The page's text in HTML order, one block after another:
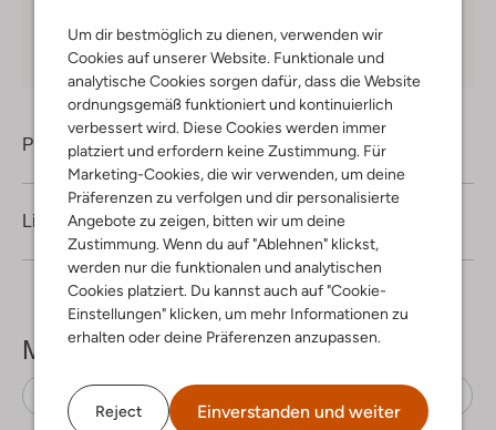
Um dir bestmöglich zu dienen, verwenden wir
Cookies auf unserer Website. Funktionale und
analytische Cookies sorgen dafür, dass die Website
ordnungsgemäß funktioniert und kontinuierlich
verbessert wird. Diese Cookies werden immer
platziert und erfordern keine Zustimmung. Für
Marketing-Cookies, die wir verwenden, um deine
Präferenzen zu verfolgen und dir personalisierte
Angebote zu zeigen, bitten wir um deine
Zustimmung. Wenn du auf "Ablehnen" klickst,
werden nur die funktionalen und analytischen
Cookies platziert. Du kannst auch auf "Cookie-
Einstellungen" klicken, um mehr Informationen zu
erhalten oder deine Präferenzen anzupassen.
Reject Einverstanden und weiter
Kauf auf Rechnung 30 Tagen Rückgaberecht
Produktinformation
Lieferung & Rückgabe
Mehr sehen
Strampelhose Baumwolle